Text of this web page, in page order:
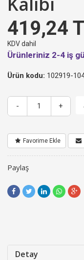
419,24
KDV dahil
Ürünleriniz 2-4 iş
Ürün kodu: 102919-
- +
Favorime Ekle
Paylaş
Detay